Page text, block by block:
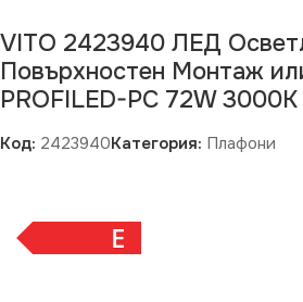
VITO 2423940 ЛЕД
Повърхностен Монтаж
PROFILED-PC 72W
Код: 2423940Категория: Плафони
E